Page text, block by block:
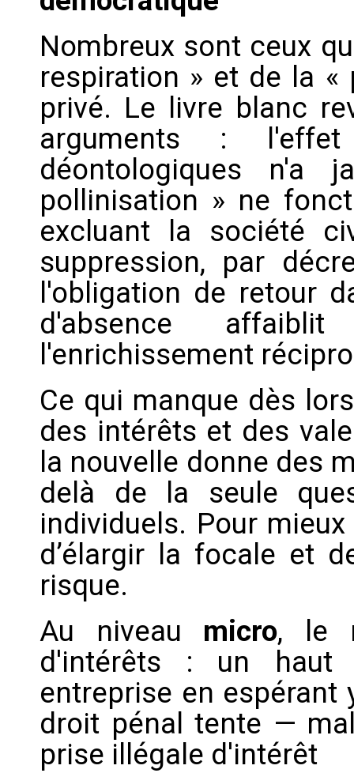
Nombreux sont ceux
respiration » et de la
privé. Le livre blanc
arguments :
déontologiques
pollinisation » ne
excluant la société
suppression, par
l'obligation de retour
d'absence
l'enrichissement
Ce qui manque dès
des intérêts et des
la nouvelle donne des
delà de la seule
individuels. Pour
d’élargir la focale et
risque.
Au niveau micro, le
d'intérêts : un haut
entreprise en espérant
droit pénal tente —
prise illégale d'intérêt